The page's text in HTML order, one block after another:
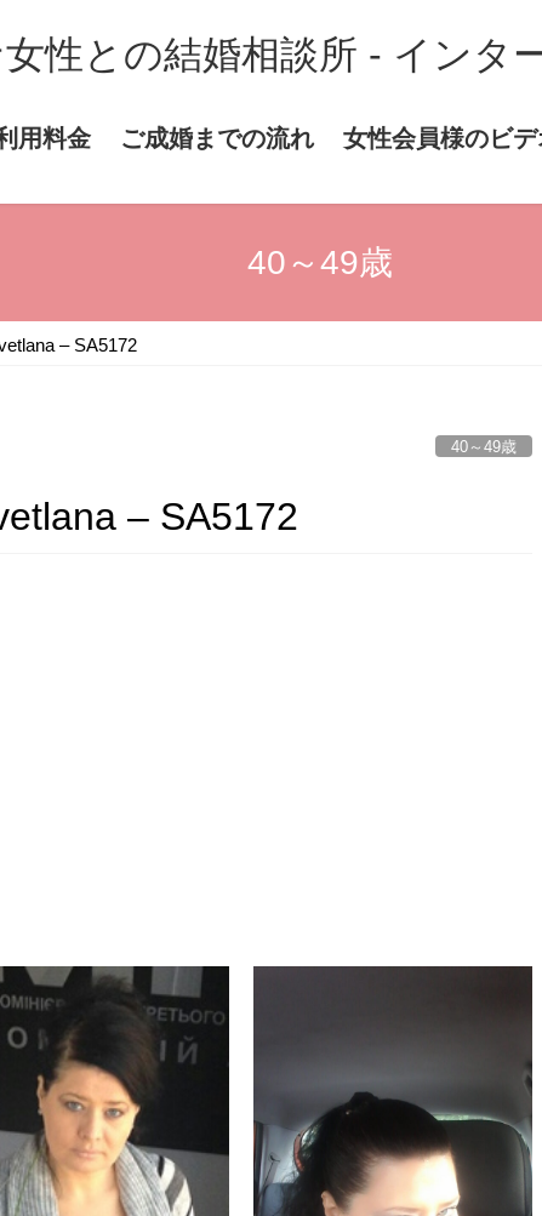
性との結婚相談所 - インタ
用料金 ご成婚までの流れ 女性会員様のビ
40～49歳
– SA5172
40～49歳
– SA5172